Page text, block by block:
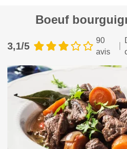
Boeuf
3,1/5
90
avis